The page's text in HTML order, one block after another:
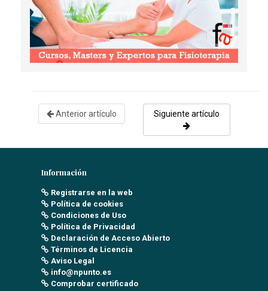
Anterior artículo Siguiente artículo
Información
Registrarse en la web
Política de cookies
Condiciones de Uso
Política de Privacidad
Declaración de Acceso Abierto
Términos de Licencia
Aviso Legal
info@npunto.es
Comprobar certificado